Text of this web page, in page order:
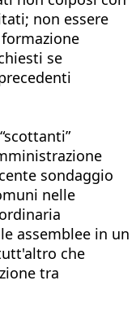
non essere
se
sondaggio
nelle
assemblee in un
che
tra